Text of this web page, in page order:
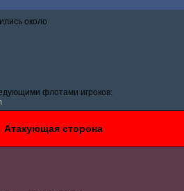
около
флотами игроков:
Атакующая сторона